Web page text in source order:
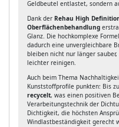
Geldbeutel entlastet, sondern
Dank der Rehau High
Oberflächenbehandlung
Glanz. Die hochkomplexe Formel
dadurch eine unvergleichbare
bleiben nicht nur länger
leichter reinigen.
Auch beim Thema
Kunststoffprofile punkten: Bis zu
recycelt, was einen positiven
Verarbeitungstechnik der
Dichtigkeit, die höchsten
Windlastbeständigkeit gerecht